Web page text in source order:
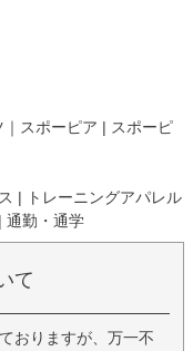
｜スポーピア | スポーピ
| トレーニングアパレル
通勤・通学
て
おりますが、万一不